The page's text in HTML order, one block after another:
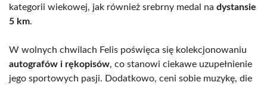
kategorii wiekowej, jak również srebrny medal na dystansie
5 km.
W wolnych chwilach Felis poświęca się kolekcjonowaniu
autografów i rękopisów, co stanowi ciekawe uzupełnienie
jego sportowych pasji. Dodatkowo, ceni sobie muzykę, die